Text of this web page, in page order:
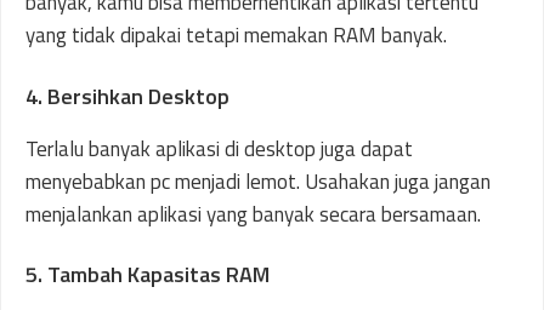
yang tidak dipakai tetapi memakan RAM banyak.
4. Bersihkan Desktop
Terlalu banyak aplikasi di desktop juga dapat
menyebabkan pc menjadi lemot. Usahakan juga jangan
menjalankan aplikasi yang banyak secara bersamaan.
5. Tambah Kapasitas RAM